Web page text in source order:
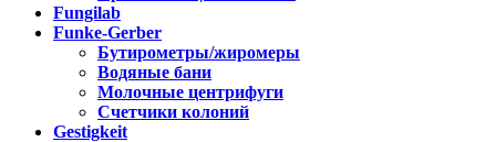
Fungilab
Funke-Gerber
Бутирометры/жиромеры
Водяные бани
Молочные центрифуги
Счетчики колоний
Gestigkeit